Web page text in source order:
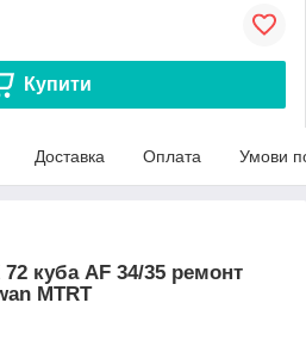
Купити
Доставка Оплата Умови
куба AF 34/35 ремонт
MTRT